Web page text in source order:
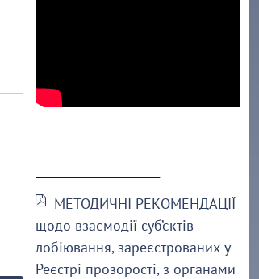
МЕТОДИЧНІ РЕКОМЕНДАЦІЇ
щодо взаємодії суб’єктів
лобіювання, зареєстрованих у
Реєстрі прозорості, з органами